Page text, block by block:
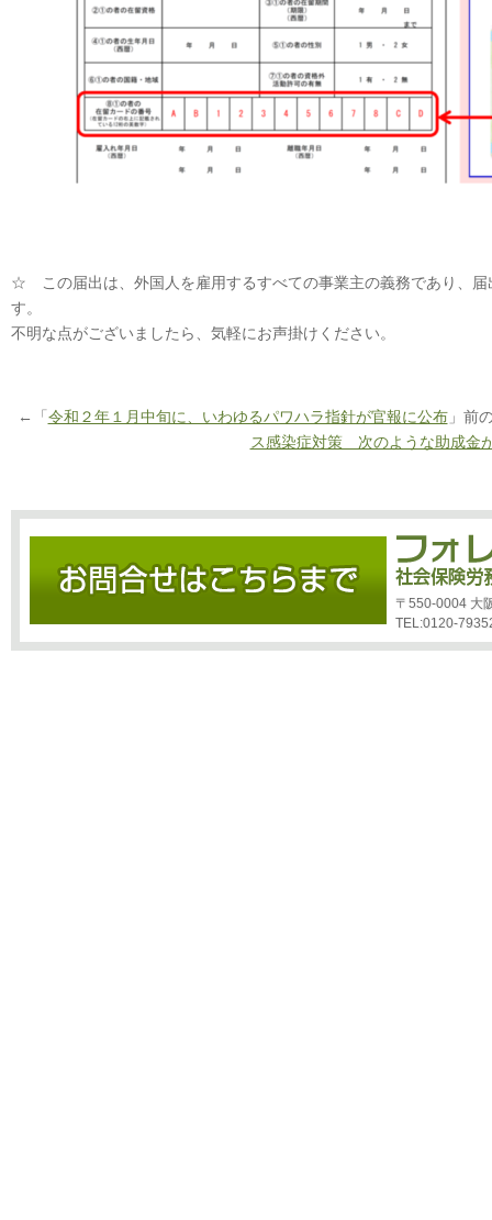
☆ この届出は、外国人を雇用するすべての事業主の義務であり、届
す。
不明な点がございましたら、気軽にお声掛けください。
←「 令和２年１月中旬に、いわゆるパワハラ指針が官報に公布」前
ス感染症対策 次のような助成金
〒550-0004 大
TEL:0120-